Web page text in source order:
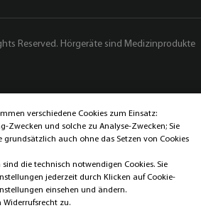
Reserved. Hörgeräte sind Medizinprodukte
Sonova AG
verschiedene Cookies zum Einsatz:
Zwecken und solche zu Analyse-Zwecken; Sie
grundsätzlich auch ohne das Setzen von Cookies
die technisch notwendigen Cookies. Sie
jederzeit durch Klicken auf Cookie-
einsehen und ändern.
Widerrufsrecht zu.